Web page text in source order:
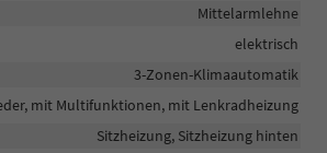
Mittelarmlehne
elektrisch
3-Zonen-Klimaautomatik
mit Multifunktionen, mit Lenkradheizung
Sitzheizung, Sitzheizung hinten